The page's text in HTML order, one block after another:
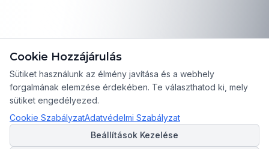
Cookie Hozzájárulás
Sütiket használunk az élmény javítása és a webhely
forgalmának elemzése érdekében. Te választhatod ki, mely
sütiket engedélyezed.
Cookie SzabályzatAdatvédelmi Szabályzat
Beállítások Kezelése